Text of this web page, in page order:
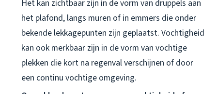
Het kan zichtbaar zijn in de vorm van druppels aan
het plafond, langs muren of in emmers die onder
bekende lekkagepunten zijn geplaatst. Vochtigheid
kan ook merkbaar zijn in de vorm van vochtige
plekken die kort na regenval verschijnen of door
een continu vochtige omgeving.